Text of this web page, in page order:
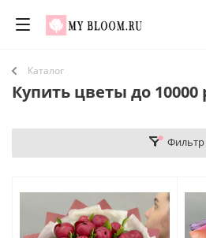
Каталог
Купить цветы до
Фильтр